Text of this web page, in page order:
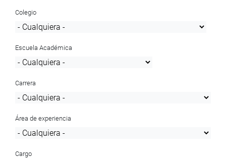
Colegio
Escuela Académica
Carrera
Área de experiencia
Cargo